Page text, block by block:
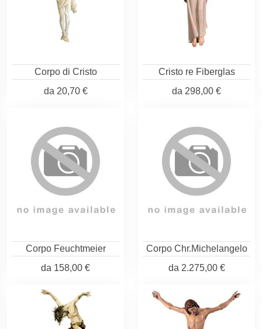
Corpo di Cristo
da 20,70 €
Cristo re Fiberglas
da 298,00 €
Corpo Feuchtmeier
da 158,00 €
Corpo Chr.Michelangelo
da 2.275,00 €